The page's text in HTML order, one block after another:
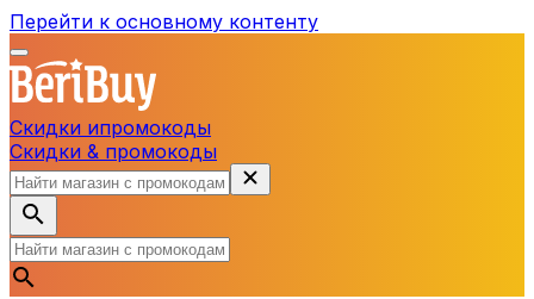
Перейти к основному контенту
Скидки ипромокоды
Скидки & промокоды